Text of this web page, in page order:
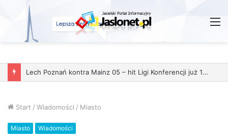
Lech Poznań kontra Mainz 05 – hit Ligi Konferencji już 11 grudnia
Start / Wiadomości / Miasto
Miasto Wiadomości